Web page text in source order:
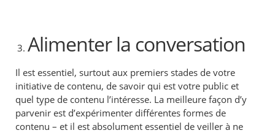
Alimenter la conversation
Il est essentiel, surtout aux premiers stades de votre
initiative de contenu, de savoir qui est votre public et
quel type de contenu l’intéresse. La meilleure façon d’y
parvenir est d’expérimenter différentes formes de
contenu – et il est absolument essentiel de veiller à ne